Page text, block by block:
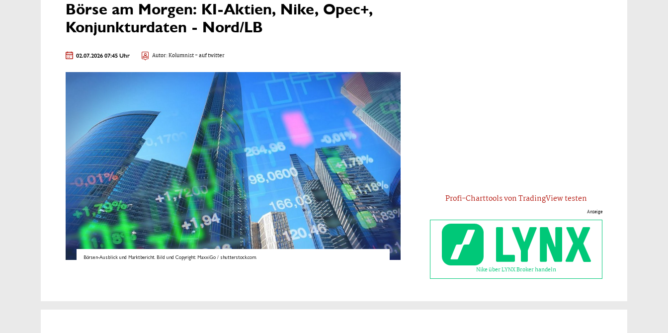
Börse am Morgen: KI-Aktien, Nike, Opec+,
Konjunkturdaten - Nord/LB
02.07.2026 07:45 Uhr Autor:Kolumnist- auf twitter
Börsen-Ausblick und Marktbericht. Bild und Copyright: MaxxiGo / shutterstock.com.
Profi-Charttools von TradingView testen
Anzeige
Nike über LYNX Broker handeln